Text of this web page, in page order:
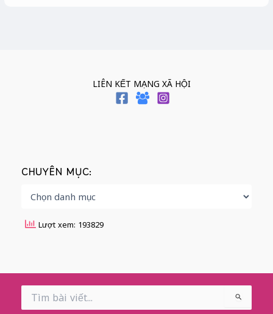
LIÊN KẾT MẠNG XÃ HỘI
CHUYÊN MỤC:
Lượt xem: 193829
Search
for: